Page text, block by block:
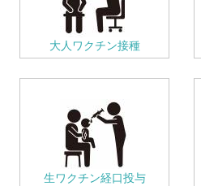
大人ワクチン接種
生ワクチン経口投与